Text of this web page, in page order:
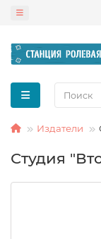
Издатели
Студия